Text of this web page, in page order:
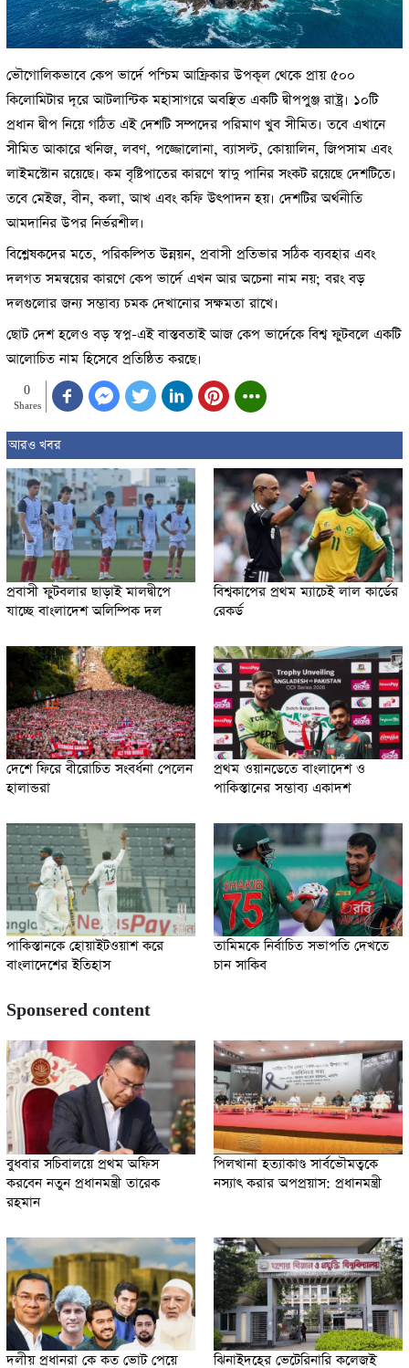
ভৌগোলিকভাবে কেপ ভার্দে পশ্চিম আফ্রিকার উপকূল থেকে প্রায় ৫০০
কিলোমিটার দূরে আটলান্টিক মহাসাগরে অবস্থিত একটি দ্বীপপুঞ্জ রাষ্ট্র। ১০টি
প্রধান দ্বীপ নিয়ে গঠিত এই দেশটি সম্পদের পরিমাণ খুব সীমিত। তবে এখানে
সীমিত আকারে খনিজ, লবণ, পজ্জোলোনা, ব্যাসল্ট, কোয়ালিন, জিপসাম এবং
লাইমস্টোন রয়েছে। কম বৃষ্টিপাতের কারণে স্বাদু পানির সংকট রয়েছে দেশটিতে।
তবে মেইজ, বীন, কলা, আখ এবং কফি উৎপাদন হয়। দেশটির অর্থনীতি
আমদানির উপর নির্ভরশীল।
বিশ্লেষকদের মতে, পরিকল্পিত উন্নয়ন, প্রবাসী প্রতিভার সঠিক ব্যবহার এবং
দলগত সমন্বয়ের কারণে কেপ ভার্দে এখন আর অচেনা নাম নয়; বরং বড়
দলগুলোর জন্য সম্ভাব্য চমক দেখানোর সক্ষমতা রাখে।
ছোট দেশ হলেও বড় স্বপ্ন-এই বাস্তবতাই আজ কেপ ভার্দেকে বিশ্ব ফুটবলে একটি
আলোচিত নাম হিসেবে প্রতিষ্ঠিত করছে।
0
Shares
আরও খবর
প্রবাসী ফুটবলার ছাড়াই মালদ্বীপে
যাচ্ছে বাংলাদেশ অলিম্পিক দল
বিশ্বকাপের প্রথম ম্যাচেই লাল কার্ডের
রেকর্ড
দেশে ফিরে বীরোচিত সংবর্ধনা পেলেন
হালান্ডরা
প্রথম ওয়ানডেতে বাংলাদেশ ও
পাকিস্তানের সম্ভাব্য একাদশ
পাকিস্তানকে হোয়াইটওয়াশ করে
বাংলাদেশের ইতিহাস
তামিমকে নির্বাচিত সভাপতি দেখতে
চান সাকিব
Sponsered content
বুধবার সচিবালয়ে প্রথম অফিস
করবেন নতুন প্রধানমন্ত্রী তারেক
রহমান
পিলখানা হত্যাকাণ্ড সার্বভৌমত্বকে
নস্যাৎ করার অপপ্রয়াস: প্রধানমন্ত্রী
দলীয় প্রধানরা কে কত ভোট পেয়ে ঝিনাইদহের ভেটেরিনারি কলেজই